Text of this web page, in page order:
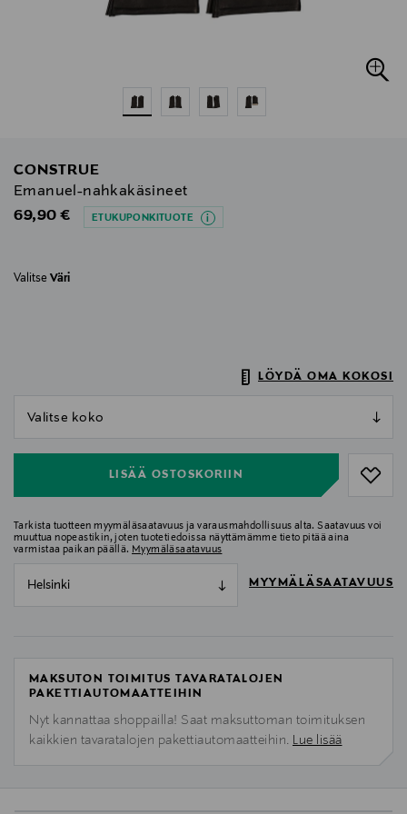
CONSTRUE
Emanuel-nahkakäsineet
Original Price
69,90 € ETUKUPONKITUOTE
Valitse Väri
LÖYDÄ OMA KOKOSI
LISÄÄ OSTOSKORIIN
Tarkista tuotteen myymäläsaatavuus ja varausmahdollisuus alta. Saatavuus voi
muuttua nopeastikin, joten tuotetiedoissa näyttämämme tieto pitää aina
varmistaa paikan päällä. Myymäläsaatavuus
Helsinki MYYMÄLÄSAATAVUUS
MAKSUTON TOIMITUS TAVARATALOJEN
PAKETTIAUTOMAATTEIHIN
Nyt kannattaa shoppailla! Saat maksuttoman toimituksen
kaikkien tavaratalojen pakettiautomaatteihin. Lue lisää